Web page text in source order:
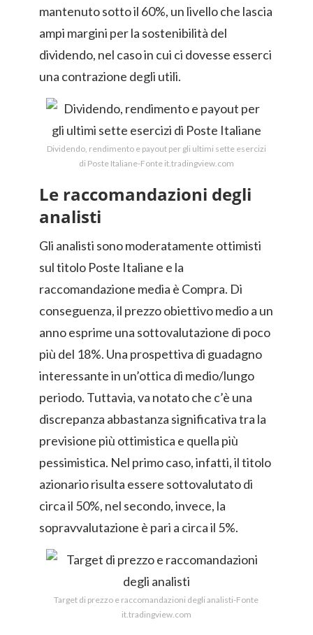
mantenuto sotto il 60%, un livello che lascia
ampi margini per la sostenibilità del
dividendo, nel caso in cui ci dovesse esserci
una contrazione degli utili.
Dividendo, rendimento e payout per gli ultimi sette esercizi
di Poste Italiane-Fonte it.tradingview.com
Le raccomandazioni degli
analisti
Gli analisti sono moderatamente ottimisti
sul titolo Poste Italiane e la
raccomandazione media è Compra. Di
conseguenza, il prezzo obiettivo medio a un
anno esprime una sottovalutazione di poco
più del 18%. Una prospettiva di guadagno
interessante in un’ottica di medio/lungo
periodo. Tuttavia, va notato che c’è una
discrepanza abbastanza significativa tra la
previsione più ottimistica e quella più
pessimistica. Nel primo caso, infatti, il titolo
azionario risulta essere sottovalutato di
circa il 50%, nel secondo, invece, la
sopravvalutazione è pari a circa il 5%.
Target di prezzo e raccomandazioni degli analisti-Fonte
it.tradingview.com